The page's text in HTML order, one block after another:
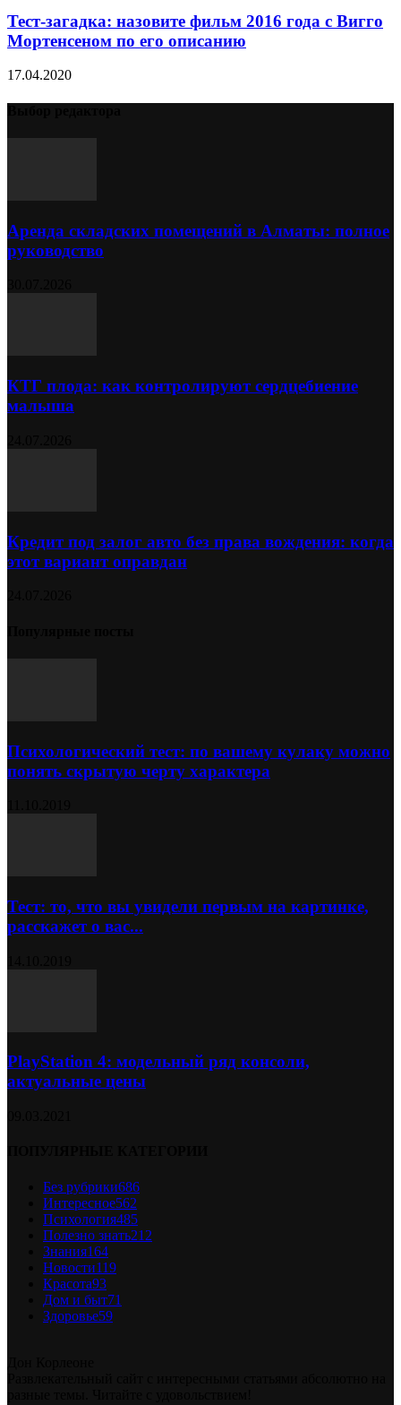
Тест-загадка: назовите фильм 2016 года с Вигго
Мортенсеном по его описанию
17.04.2020
Аренда складских помещений в Алматы: полное
руководство
КТГ плода: как контролируют сердцебиение
малыша
Кредит под залог авто без права вождения: когда
этот вариант оправдан
Психологический тест: по вашему кулаку можно
понять скрытую черту характера
Тест: то, что вы увидели первым на картинке,
расскажет о вас...
PlayStation 4: модельный ряд консоли,
актуальные цены
Без рубрики686
Интересное562
Психология485
Полезно знать212
Знания164
Новости119
Красота93
Дом и быт71
Здоровье59